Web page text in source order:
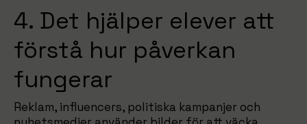
4. Det hjälper elever att
förstå hur påverkan
fungerar
Reklam, influencers, politiska kampanjer och